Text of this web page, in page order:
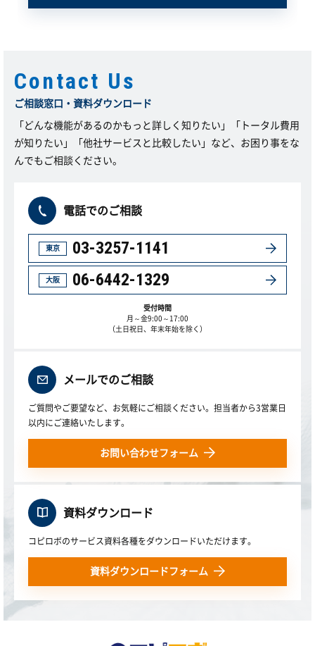
Contact Us
ご相談窓口・資料ダウンロード
「どんな機能があるのかもっと詳しく知りたい」「トータル費用
が知りたい」「他社サービスと比較したい」など、お困り事をな
んでもご相談ください。
電話でのご相談
東京 03-3257-1141
大阪 06-6442-1329
受付時間
月～金9:00～17:00
（土日祝日、年末年始を除く）
メールでのご相談
ご質問やご要望など、お気軽にご相談ください。担当者から3営業日
以内にご連絡いたします。
お問い合わせフォーム
資料ダウンロード
コピロボのサービス資料各種をダウンロードいただけます。
資料ダウンロードフォーム